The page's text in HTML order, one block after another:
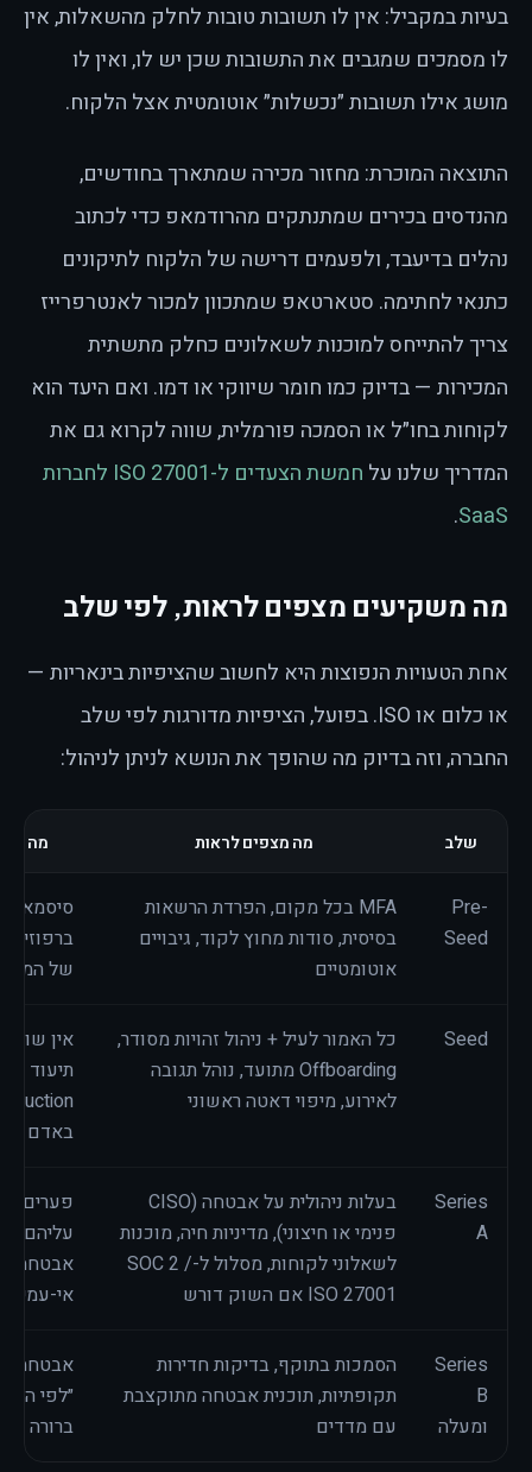
בעיות במקביל: אין לו תשובות טובות לחלק מהשאלות, אין
לו מסמכים שמגבים את התשובות שכן יש לו, ואין לו
מושג אילו תשובות ״נכשלות״ אוטומטית אצל הלקוח.
התוצאה המוכרת: מחזור מכירה שמתארך בחודשים,
מהנדסים בכירים שמתנתקים מהרודמאפ כדי לכתוב
נהלים בדיעבד, ולפעמים דרישה של הלקוח לתיקונים
כתנאי לחתימה. סטארטאפ שמתכוון למכור לאנטרפרייז
צריך להתייחס למוכנות לשאלונים כחלק מתשתית
המכירות — בדיוק כמו חומר שיווקי או דמו. ואם היעד הוא
לקוחות בחו״ל או הסמכה פורמלית, שווה לקרוא גם את
המדריך שלנו על
חמשת הצעדים ל-ISO 27001 לחברות
SaaS
.
מה משקיעים מצפים לראות, לפי שלב
אחת הטעויות הנפוצות היא לחשוב שהציפיות בינאריות —
או כלום או ISO. בפועל, הציפיות מדורגות לפי שלב
החברה, וזה בדיוק מה שהופך את הנושא לניתן לניהול:
שלב מה מצפים לראות מה
Pre-
Seed
MFA בכל מקום, הפרדת הרשאות
בסיסית, סודות מחוץ לקוד, גיבויים
אוטומטיים
של
Seed
כל האמור לעיל + ניהול זהויות מסודר,
Offboarding מתועד, נוהל תגובה
לאירוע, מיפוי דאטה ראשוני
אין שום
תיעוד
באדם
Series
A
בעלות ניהולית על אבטחה (CISO
פנימי או חיצוני), מדיניות חיה, מוכנות
לשאלוני לקוחות, מסלול ל-SOC 2 /
ISO 27001 אם השוק דורש
פערים
עליהם
אבטחה
אי-
Series
B
ומעלה
הסמכות בתוקף, בדיקות חדירות
תקופתיות, תוכנית אבטחה מתוקצבת
עם מדדים
אבטחה
״לפי
ברורה